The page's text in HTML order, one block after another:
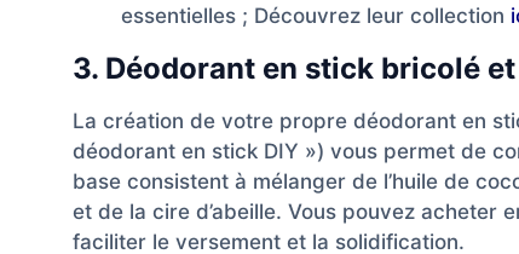
essentielles ; Découvrez leur collection
3. Déodorant en stick bricolé
La création de votre propre déodorant en
déodorant en stick DIY ») vous permet de
base consistent à mélanger de l’huile de
et de la cire d’abeille. Vous pouvez acheter
faciliter le versement et la solidification.